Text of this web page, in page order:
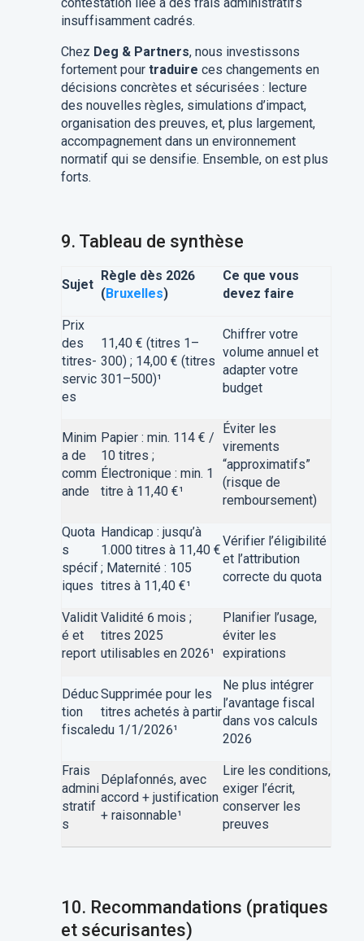
insuffisamment cadrés.
Chez Deg & Partners, nous investissons
fortement pour traduire ces changements en
décisions concrètes et sécurisées : lecture
des nouvelles règles, simulations d’impact,
organisation des preuves, et, plus largement,
accompagnement dans un environnement
normatif qui se densifie. Ensemble, on est plus
forts.
9. Tableau de synthèse
Sujet
Règle dès 2026
(Bruxelles)
Ce que vous
devez faire
Prix
des
titres-
servic
es
11,40 € (titres 1–
300) ; 14,00 € (titres
301–500)¹
Chiffrer votre
volume annuel et
adapter votre
budget
Minim
a de
comm
ande
Papier : min. 114 € /
10 titres ;
Électronique : min. 1
titre à 11,40 €¹
Éviter les
virements
“approximatifs”
(risque de
remboursement)
Quota
s
spécif
iques
Handicap : jusqu’à
1.000 titres à 11,40 €
; Maternité : 105
titres à 11,40 €¹
Vérifier l’éligibilité
et l’attribution
correcte du quota
Validit
é et
report
Validité 6 mois ;
titres 2025
utilisables en 2026¹
Planifier l’usage,
éviter les
expirations
Déduc
tion
fiscale
Supprimée pour les
titres achetés à partir
du 1/1/2026¹
Ne plus intégrer
l’avantage fiscal
dans vos calculs
2026
Frais
admini
stratif
s
Déplafonnés, avec
accord + justification
+ raisonnable¹
Lire les conditions,
exiger l’écrit,
conserver les
preuves
10. Recommandations (pratiques
et sécurisantes)